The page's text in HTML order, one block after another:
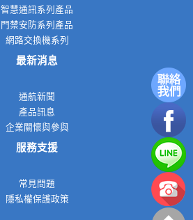
智慧通訊系列產品
門禁安防系列產品
網路交換機系列
最新消息
通航新聞
產品訊息
企業關懷與參與
服務支援
常見問題
隱私權保護政策